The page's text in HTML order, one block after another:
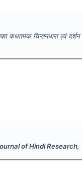
कथात्मक चिन्तनधारा एवं
of Hindi Research,